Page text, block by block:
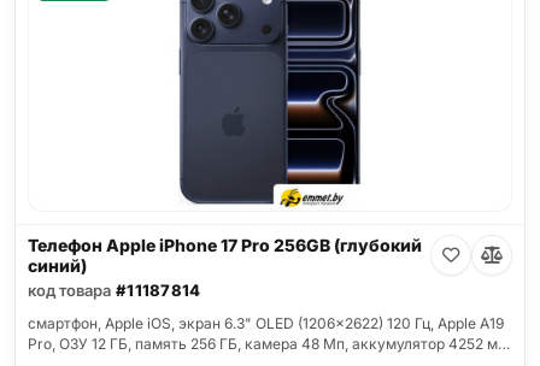
Телефон Apple iPhone 17 Pro 256GB (глубокий
синий)
код товара #11187814
смартфон, Apple iOS, экран 6.3" OLED (1206x2622) 120 Гц, Apple A19
Pro, ОЗУ 12 ГБ, память 256 ГБ, камера 48 Мп, аккумулятор 4252 м…